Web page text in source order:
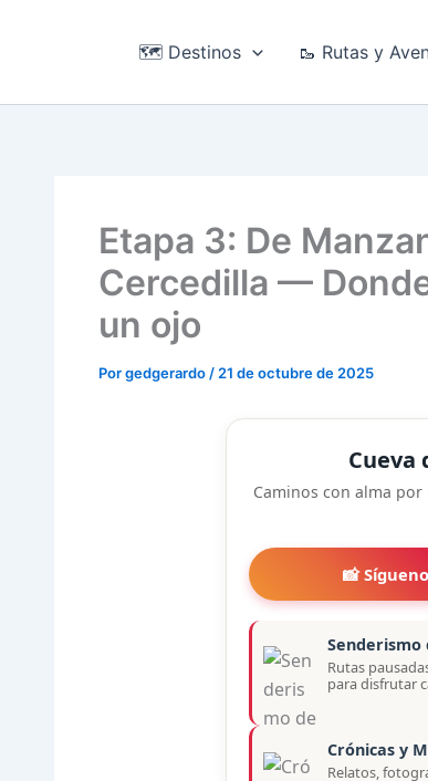
🗺️ Destinos 🥾 Rutas y
Etapa 3: De
Cercedilla —
un ojo
Porgedgerardo / 21 de octubre de 2025
Cueva
Caminos con alma
📸
Senderismo
Rutas
para disfrutar
Crónicas y
Relatos,